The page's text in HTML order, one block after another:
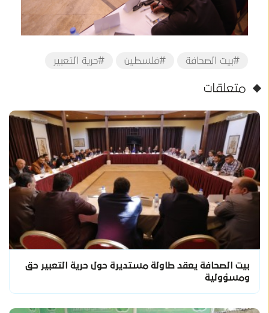
#بيت الصحافة #فلسطين #حرية التعبير
متعلقات
بيت الصحافة يعقد طاولة مستديرة حول حرية التعبير حق
ومسؤولية